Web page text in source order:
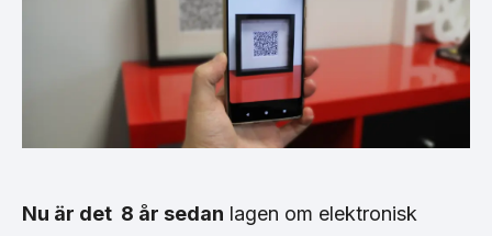
Nu är det 8 år sedan lagen om elektronisk